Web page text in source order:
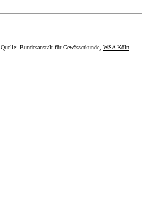
Quelle: Bundesanstalt für Gewässerkunde, WSA Köln